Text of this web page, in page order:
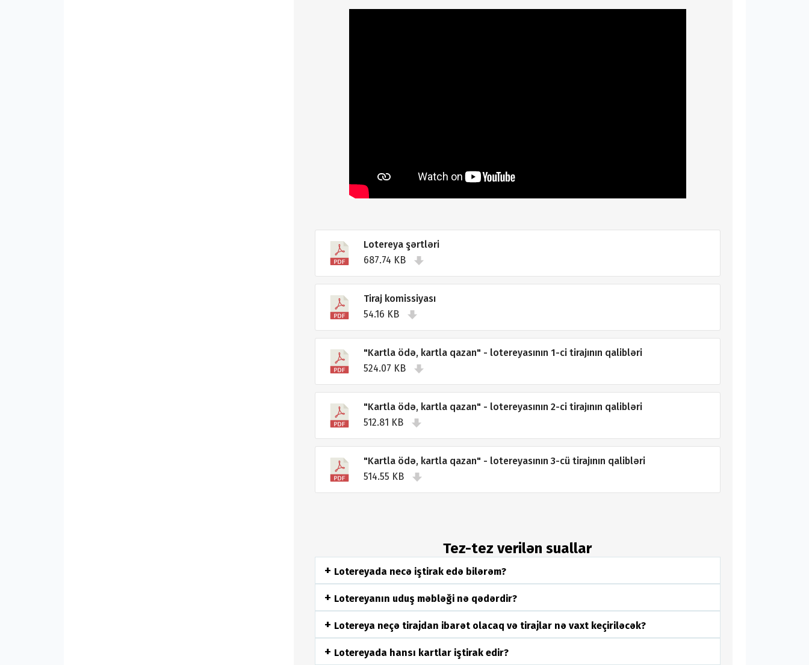
Lotereya şərtləri
687.74 KB
Tiraj komissiyası
54.16 KB
"Kartla ödə, kartla qazan" - lotereyasının 1-ci tirajının qalibləri
524.07 KB
"Kartla ödə, kartla qazan" - lotereyasının 2-ci tirajının qalibləri
512.81 KB
"Kartla ödə, kartla qazan" - lotereyasının 3-cü tirajının qalibləri
514.55 KB
Tez-tez verilən suallar
Lotereyada necə iştirak edə bilərəm?
Lotereyanın uduş məbləği nə qədərdir?
Lotereya neçə tirajdan ibarət olacaq və tirajlar nə vaxt keçiriləcək?
Lotereyada hansı kartlar iştirak edir?